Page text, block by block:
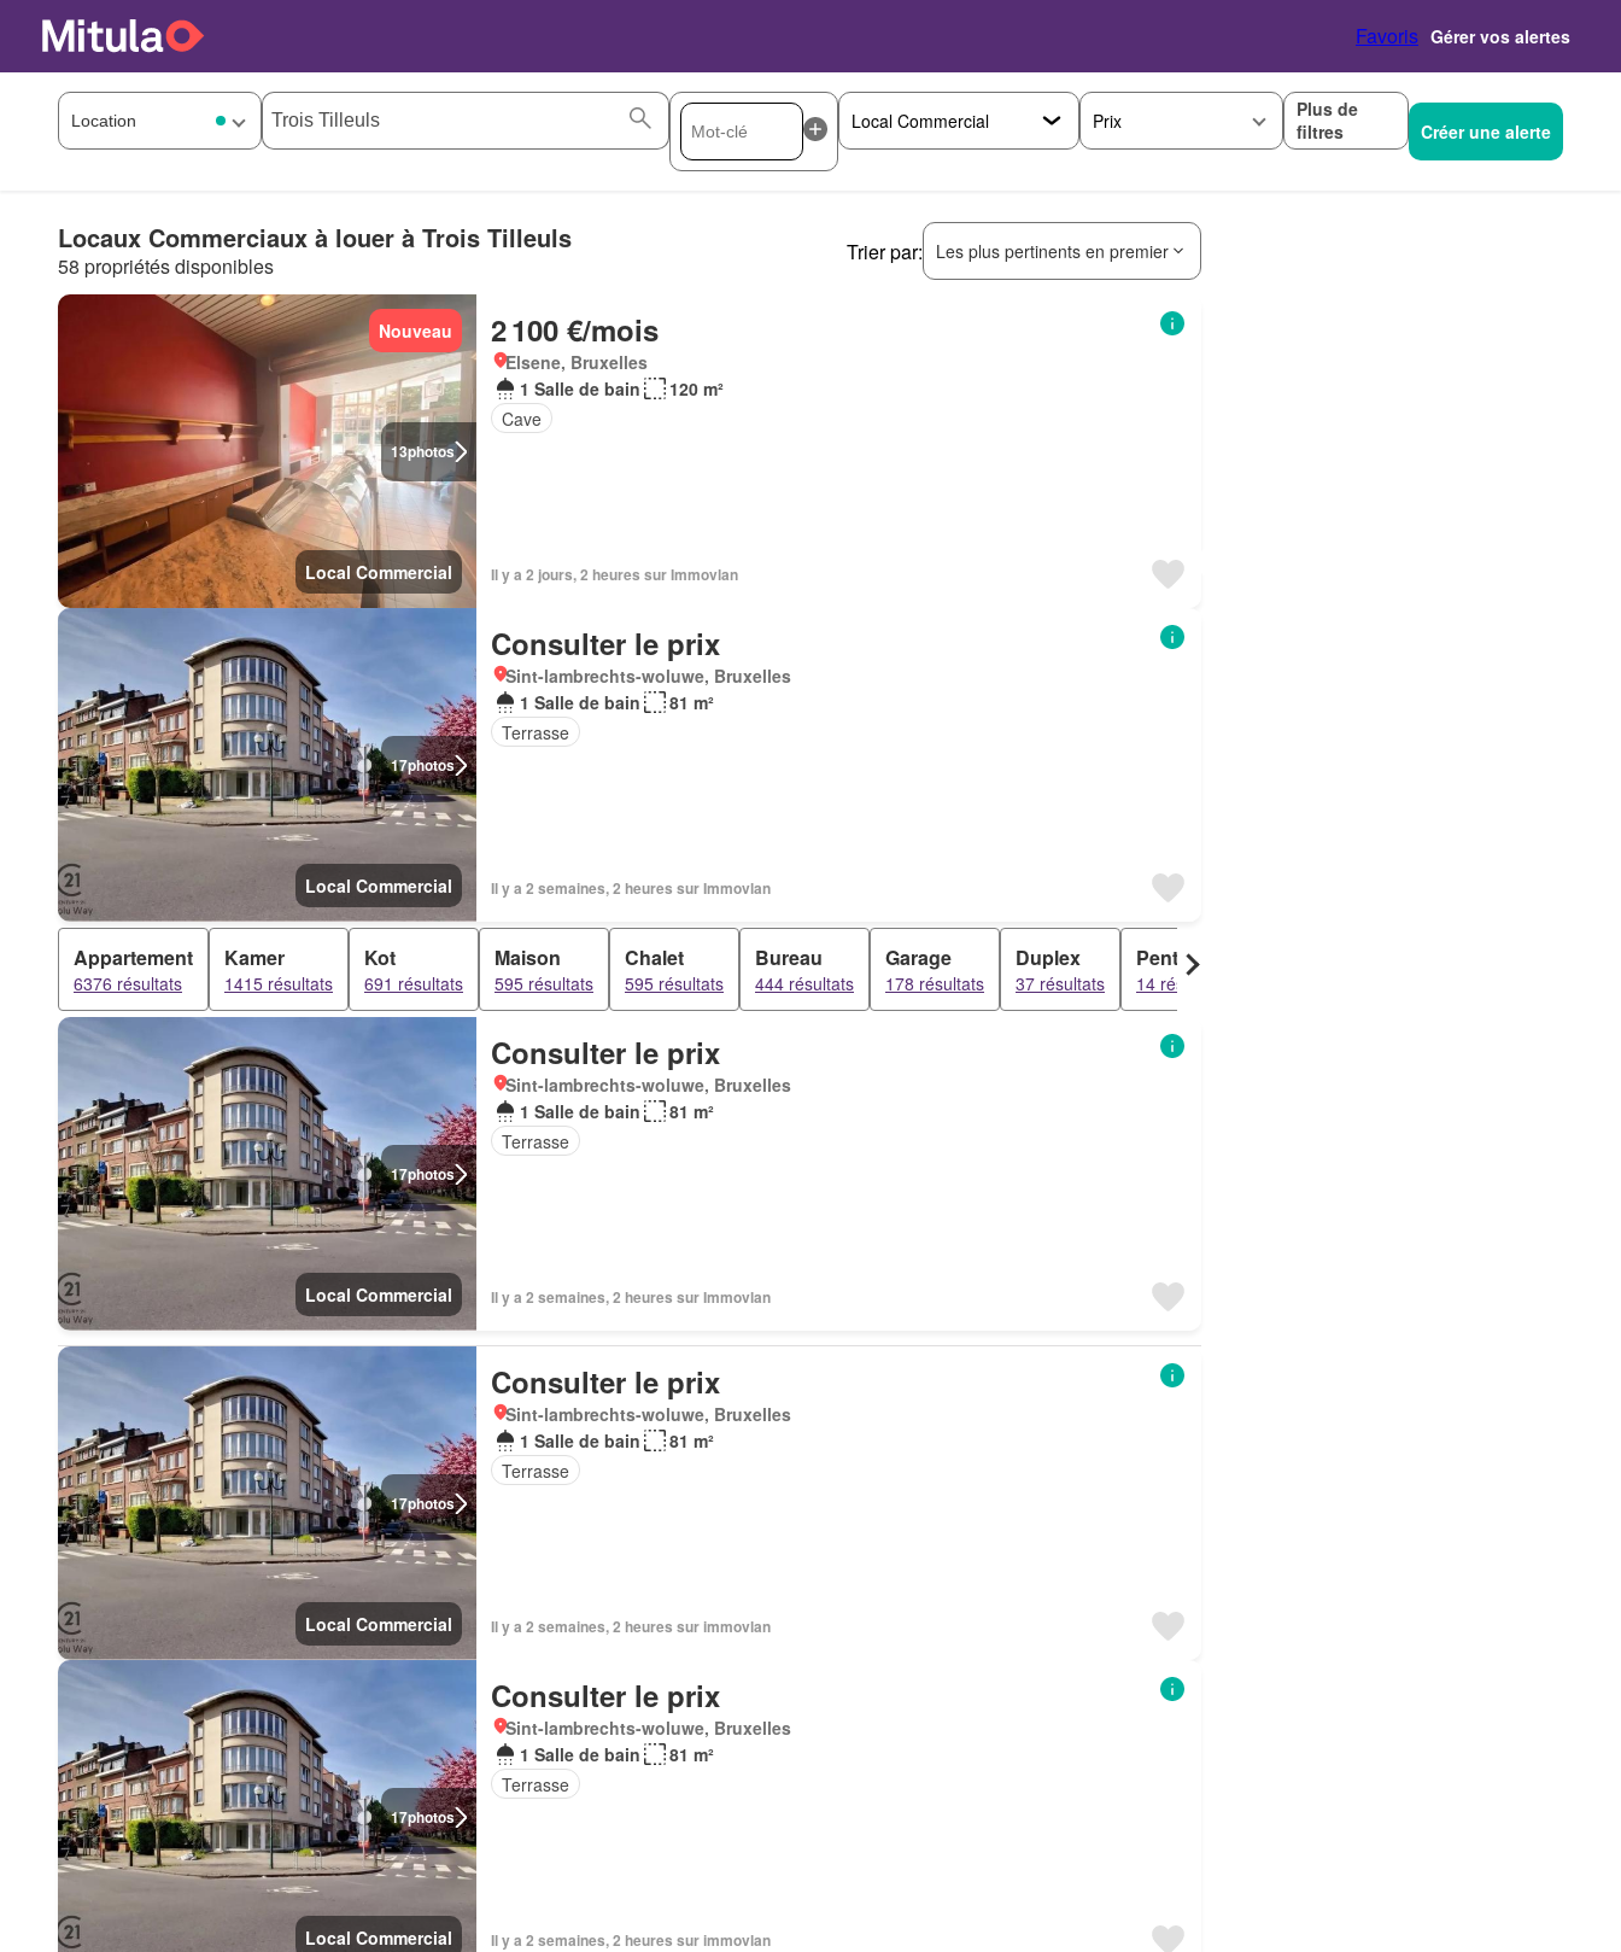
Favoris Gérer vos alertes
Prix
Plus de
filtres
Créer une alerte
Locaux Commerciaux à louer à Trois Tilleuls
58 propriétés disponibles
Trier par: Les plus pertinents en premier
13photos
Nouveau
Local Commercial
2 100 €/mois
Elsene, Bruxelles
1 Salle de bain
120 m²
Cave
Il y a 2 jours, 2 heures sur Immovlan
17photos
Local Commercial
Consulter le prix
Sint-lambrechts-woluwe, Bruxelles
1 Salle de bain
81 m²
Terrasse
Il y a 2 semaines, 2 heures sur Immovlan
Appartement
6376 résultats
Kamer
1415 résultats
Kot
691 résultats
Maison
595 résultats
Chalet
595 résultats
Bureau
444 résultats
Garage
178 résultats
Duplex
37 résultats
Penthouse
14 résultats
17photos
Local Commercial
Consulter le prix
Sint-lambrechts-woluwe, Bruxelles
1 Salle de bain
81 m²
Terrasse
Il y a 2 semaines, 2 heures sur Immovlan
17photos
Local Commercial
Consulter le prix
Sint-lambrechts-woluwe, Bruxelles
1 Salle de bain
81 m²
Terrasse
Il y a 2 semaines, 2 heures sur immovlan
17photos
Local Commercial
Consulter le prix
Sint-lambrechts-woluwe, Bruxelles
1 Salle de bain
81 m²
Terrasse
Il y a 2 semaines, 2 heures sur immovlan